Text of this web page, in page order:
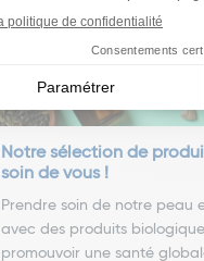
Notre sélection de
soin de vous !
Prendre soin de notre peau
avec des produits
promouvoir une santé